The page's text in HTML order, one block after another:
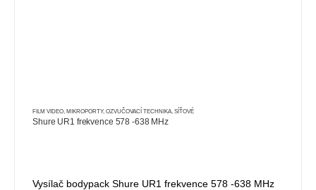
FILM VIDEO MIKROPORTY, OZVUČOVACÍ TECHNIKA SÍŤOVÉ
Shure UR1 frekvence 578 -638 MHz
Vysílač bodypack Shure UR1 frekvence 578 -638 MHz